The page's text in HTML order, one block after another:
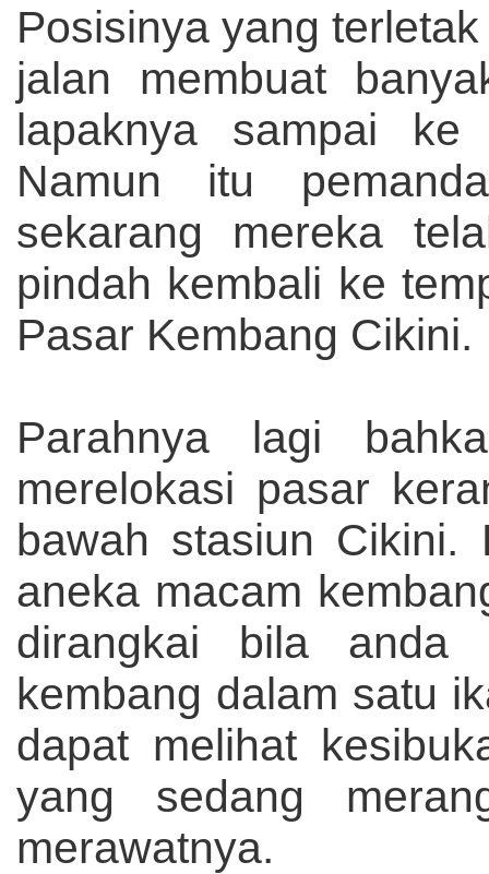
Posisinya yang
jalan membuat
lapaknya sampai
Namun itu
sekarang mereka
pindah kembali ke
Pasar Kembang Cikini.
Parahnya lagi
merelokasi pasar
bawah stasiun Cikini.
aneka macam
dirangkai bila anda
kembang dalam satu
dapat melihat
yang sedang
merawatnya.